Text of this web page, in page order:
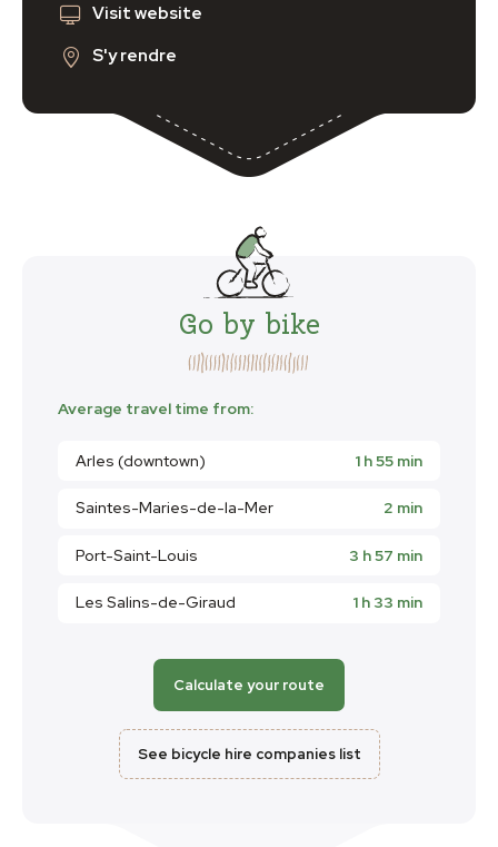
Visit website
S'y rendre
Go by bike
Average travel time from:
Arles (downtown) 1 h 55 min
Saintes-Maries-de-la-Mer 2 min
Port-Saint-Louis 3 h 57 min
Les Salins-de-Giraud 1 h 33 min
Calculate your route
See bicycle hire companies list